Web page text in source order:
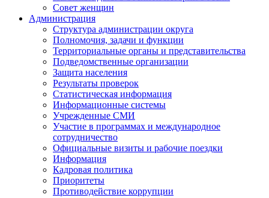
Совет женщин
Администрация
Структура администрации округа
Полномочия, задачи и функции
Территориальные органы и представительства
Подведомственные организации
Защита населения
Результаты проверок
Статистическая информация
Информационные системы
Учрежденные СМИ
Участие в программах и международное
сотрудничество
Официальные визиты и рабочие поездки
Информация
Кадровая политика
Приоритеты
Противодействие коррупции